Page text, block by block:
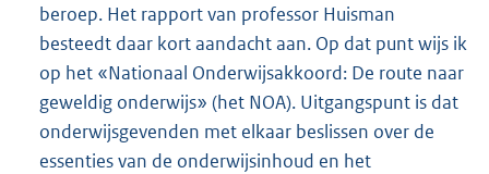
beroep. Het rapport van professor Huisman
besteedt daar kort aandacht aan. Op dat punt wijs ik
op het «Nationaal Onderwijsakkoord: De route naar
geweldig onderwijs» (het NOA). Uitgangspunt is dat
onderwijsgevenden met elkaar beslissen over de
essenties van de onderwijsinhoud en het